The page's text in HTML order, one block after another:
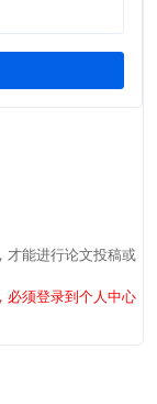
才能进行论文投稿或
必须登录到个人中心